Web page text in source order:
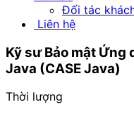
Đối tác
Liên hệ
Kỹ sư Bảo mật Ứng
Java (CASE Java)
Thời lượng